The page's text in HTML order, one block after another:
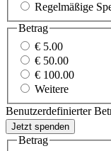
Regelmäßige
Betrag
€ 5.00
€ 50.00
€ 100.00
Weitere
Benutzerdefinierter
Betrag